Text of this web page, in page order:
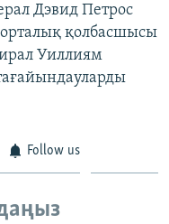
Дэвид Петрос
қолбасшысы
Уиллиям
Follow us